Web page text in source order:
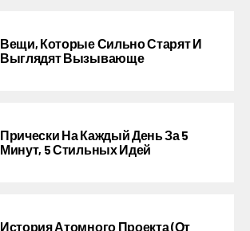
Вещи, Которые Сильно Старят И
Выглядят Вызывающе
Прически На Каждый День За 5
Минут, 5 Стильных Идей
История Атомного Проекта (от